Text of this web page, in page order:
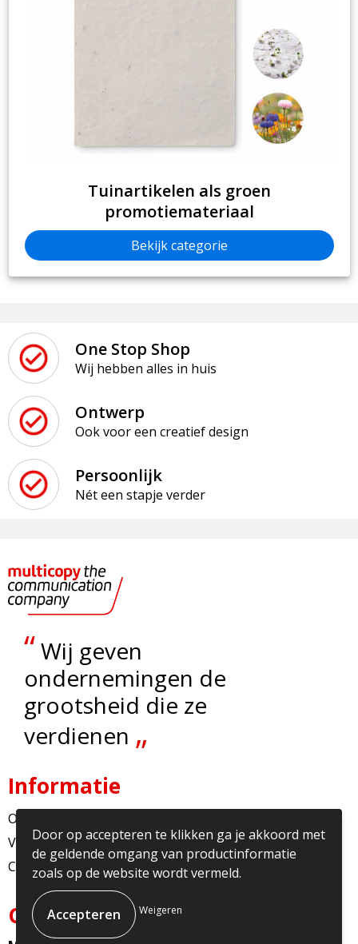
Tuinartikelen als groen
promotiemateriaal
Bekijk categorie
One Stop Shop
Wij hebben alles in huis
Ontwerp
Ook voor een creatief design
Persoonlijk
Nét een stapje verder
“Wij geven
ondernemingen de
grootsheid die ze
verdienen „
Informatie
Over ons
Veelgestelde vragen
Contact
Contact
Door op accepteren te klikken ga je akkoord met
de geldende omgang van productinformatie
zoals op de website wordt vermeld.
Weigeren